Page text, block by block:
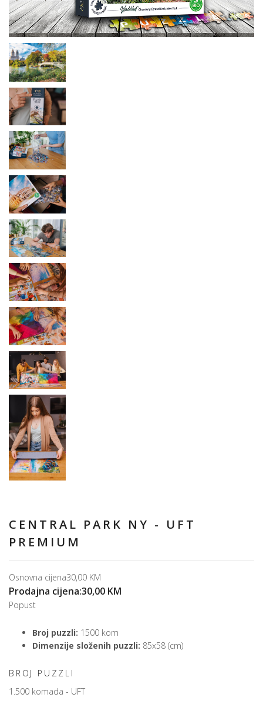
CENTRAL PARK NY - UFT
PREMIUM
Osnovna cijena30,00 KM
Prodajna cijena:30,00 KM
Popust
Broj puzzli: 1500 kom
Dimenzije složenih puzzli: 85x58 (cm)
BROJ PUZZLI
1.500 komada - UFT